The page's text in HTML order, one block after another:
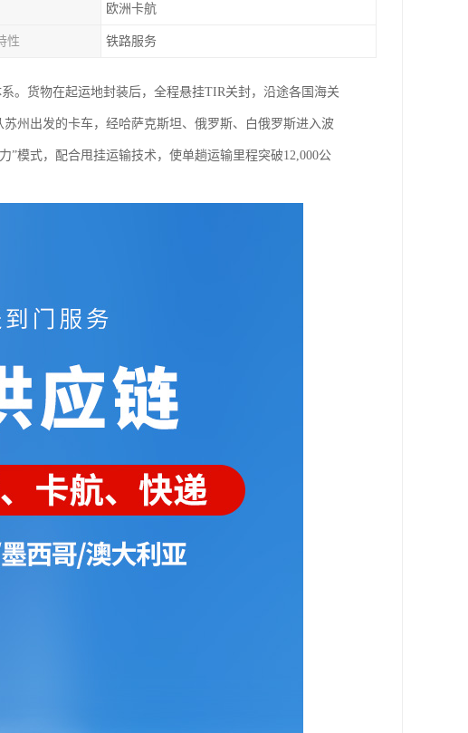
欧洲卡航
性 铁路服务
。货物在起运地封装后，全程悬挂TIR关封，沿途各国海关
州出发的卡车，经哈萨克斯坦、俄罗斯、白俄罗斯进入波
”模式，配合甩挂运输技术，使单趟运输里程突破12,000公